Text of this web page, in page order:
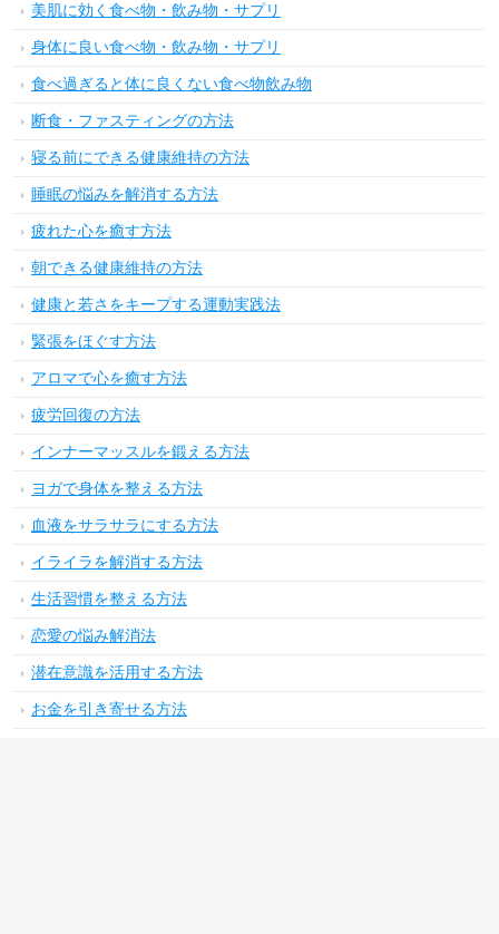
美肌に効く食べ物・飲み物・サプリ
身体に良い食べ物・飲み物・サプリ
食べ過ぎると体に良くない食べ物飲み物
断食・ファスティングの方法
寝る前にできる健康維持の方法
睡眠の悩みを解消する方法
疲れた心を癒す方法
朝できる健康維持の方法
健康と若さをキープする運動実践法
緊張をほぐす方法
アロマで心を癒す方法
疲労回復の方法
インナーマッスルを鍛える方法
ヨガで身体を整える方法
血液をサラサラにする方法
イライラを解消する方法
生活習慣を整える方法
恋愛の悩み解消法
潜在意識を活用する方法
お金を引き寄せる方法